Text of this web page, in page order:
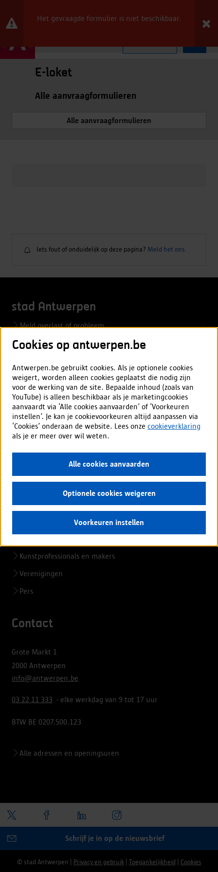
Cookies op antwerpen.be
Antwerpen.be gebruikt cookies. Als je optionele cookies
weigert, worden alleen cookies geplaatst die nodig zijn
voor de werking van de site. Bepaalde inhoud (zoals van
YouTube) is alleen beschikbaar als je marketingcookies
aanvaardt via ‘Alle cookies aanvaarden’ of ‘Voorkeuren
instellen’. Je kan je cookievoorkeuren altijd aanpassen via
‘Cookies’ onderaan de website. Lees onze cookieverklaring
als je er meer over wil weten.
Alle cookies aanvaarden
Optionele cookies weigeren
Voorkeuren instellen
Het gevraagde formulier is niet beschikbaar.
E-loket
Alle aanvraagformulieren
Alle aanvraagformulieren
Iets
op
deze
pagina?
Iets fout of onduidelijk op deze pagina? Meld het ons.
stad Antwerpen
Meld overlast of probleem
Aanvraag of afspraak
Mijn Antwerpen app
Alles over de app
Voor professionals
Zorgsector en hulpverleners
Scholen en onderwijspersoneel
Kunstprofessionals en makers
Verenigingen
Pers
Contact
Grote Markt 1
2000 Antwerpen
info@antwerpen.be
03 22 11 333 - elke werkdag van 9 tot 17 uur
BTW BE 0207.500.123
Alle adressen en openingsuren
Schrijf je in op de nieuwsbrief
© stad Antwerpen Privacy en gebruik| Toegankelijkheid Cookies